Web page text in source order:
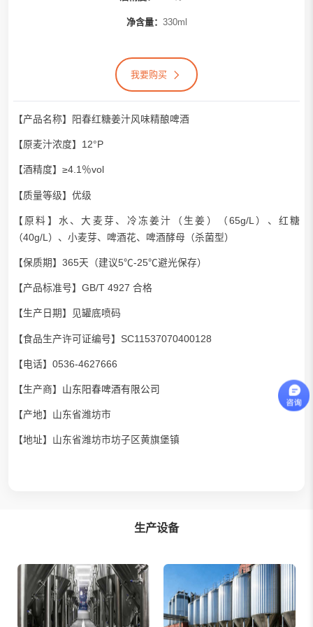
净含量： 330ml
我要购买
【产品名称】阳春红糖姜汁风味精酿啤酒
【原麦汁浓度】12°P
【酒精度】≥4.1％vol
【质量等级】优级
【原料】水、大麦芽、冷冻姜汁（生姜）（65g/L）、红糖
（40g/L）、小麦芽、啤酒花、啤酒酵母（杀菌型）
【保质期】365天（建议5℃-25℃避光保存）
【产品标准号】GB/T 4927 合格
【生产日期】见罐底喷码
【食品生产许可证编号】SC11537070400128
【电话】0536-4627666
【生产商】 山东阳春啤酒有限公司
【产地】山东省潍坊市
【地址】山东省潍坊市坊子区黄旗堡镇
生产设备